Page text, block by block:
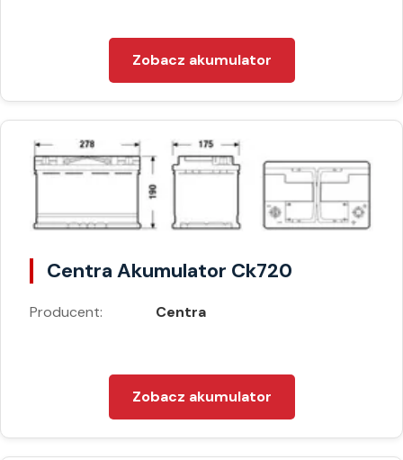
Zobacz akumulator
Centra Akumulator Ck720
Producent: Centra
Zobacz akumulator